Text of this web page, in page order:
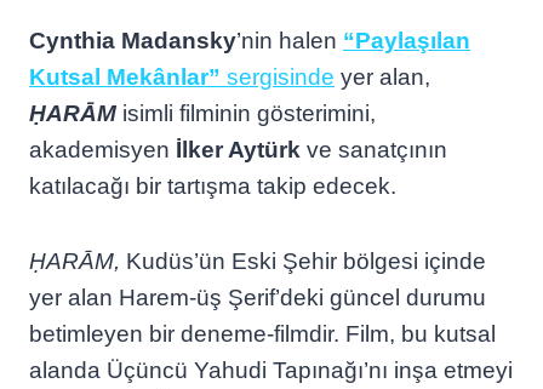
Cynthia Madansky’nin halen “Paylaşılan
Kutsal Mekânlar” sergisinde yer alan,
ḤARĀM isimli filminin gösterimini,
akademisyen İlker Aytürk ve sanatçının
katılacağı bir tartışma takip edecek.
ḤARĀM, Kudüs’ün Eski Şehir bölgesi içinde
yer alan Harem-üş Şerif’deki güncel durumu
betimleyen bir deneme-filmdir. Film, bu kutsal
alanda Üçüncü Yahudi Tapınağı’nı inşa etmeyi